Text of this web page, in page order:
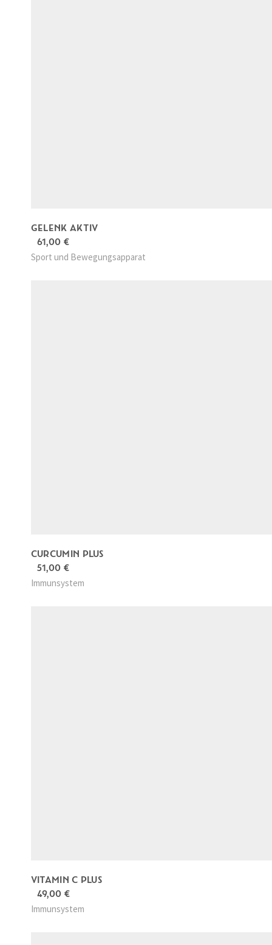
GELENK AKTIV
61,00 €
Sport und Bewegungsapparat
CURCUMIN PLUS
51,00 €
Immunsystem
VITAMIN C PLUS
49,00 €
Immunsystem